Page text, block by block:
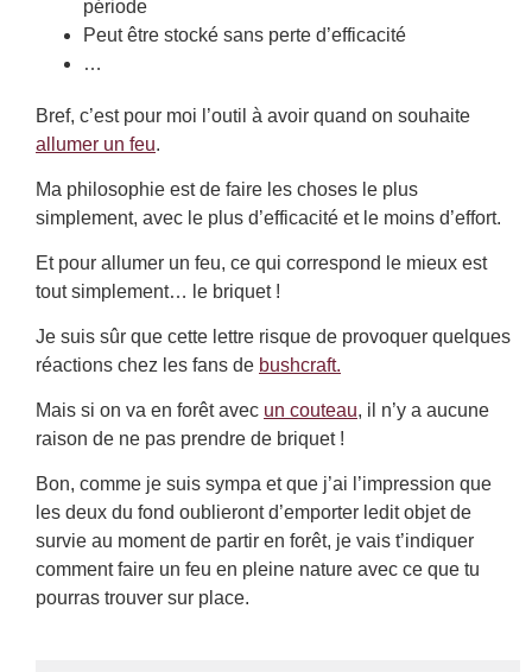
période
Peut être stocké sans perte d’efficacité
…
Bref, c’est pour moi l’outil à avoir quand on souhaite
allumer un feu.
Ma philosophie est de faire les choses le plus
simplement, avec le plus d’efficacité et le moins d’effort.
Et pour allumer un feu, ce qui correspond le mieux est
tout simplement… le briquet !
Je suis sûr que cette lettre risque de provoquer quelques
réactions chez les fans de bushcraft.
Mais si on va en forêt avec un couteau, il n’y a aucune
raison de ne pas prendre de briquet !
Bon, comme je suis sympa et que j’ai l’impression que
les deux du fond oublieront d’emporter ledit objet de
survie au moment de partir en forêt, je vais t’indiquer
comment faire un feu en pleine nature avec ce que tu
pourras trouver sur place.